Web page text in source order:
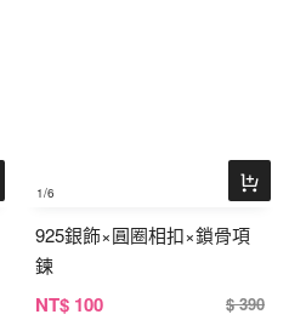
1/6
925銀飾×圓圈相扣×鎖骨項
鍊
NT$ 100 $ 390